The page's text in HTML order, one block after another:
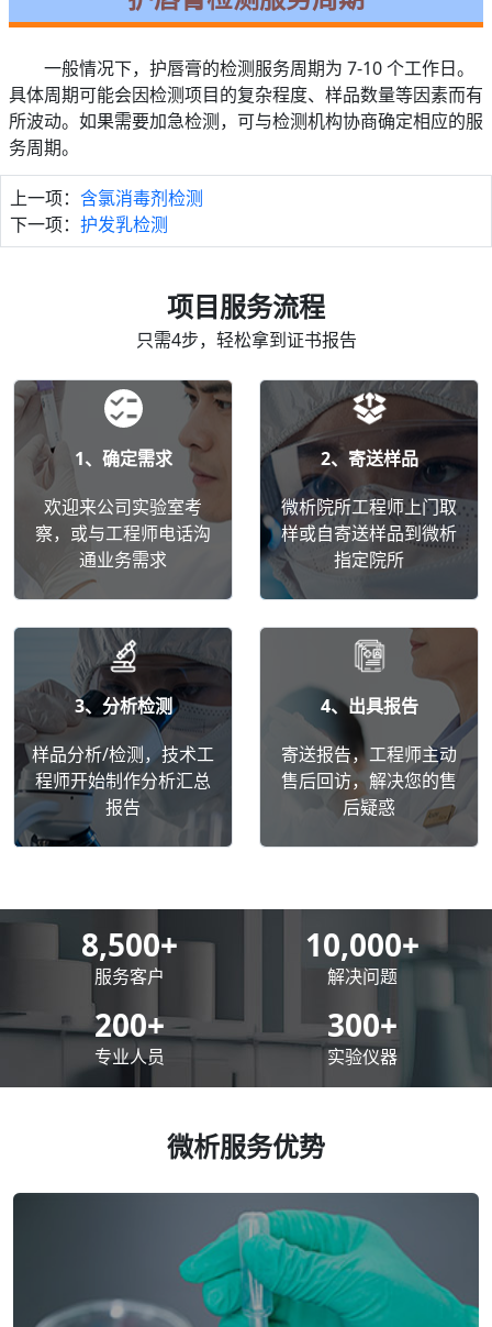
一般情况下，护唇膏的检测服务周期为 7-10 个工作日。
具体周期可能会因检测项目的复杂程度、样品数量等因素而有
所波动。如果需要加急检测，可与检测机构协商确定相应的服
务周期。
上一项： 含氯消毒剂检测
下一项： 护发乳检测
项目服务流程
只需4步，轻松拿到证书报告
1、确定需求
欢迎来公司实验室考
察，或与工程师电话沟
通业务需求
2、寄送样品
微析院所工程师上门取
样或自寄送样品到微析
指定院所
3、分析检测
样品分析/检测，技术工
程师开始制作分析汇总
报告
4、出具报告
寄送报告，工程师主动
售后回访，解决您的售
后疑惑
8,500+
服务客户
10,000+
解决问题
200+
专业人员
300+
实验仪器
微析服务优势